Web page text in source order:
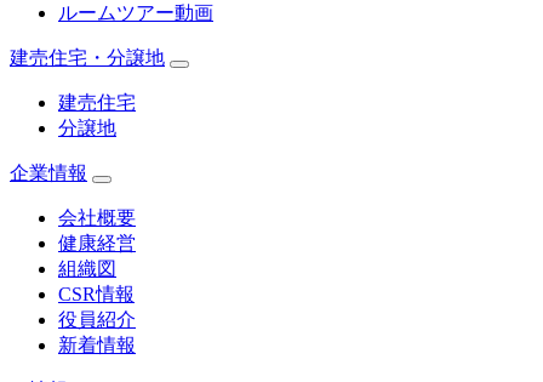
ルームツアー動画
建売住宅・分譲地
建売住宅
分譲地
企業情報
会社概要
健康経営
組織図
CSR情報
役員紹介
新着情報